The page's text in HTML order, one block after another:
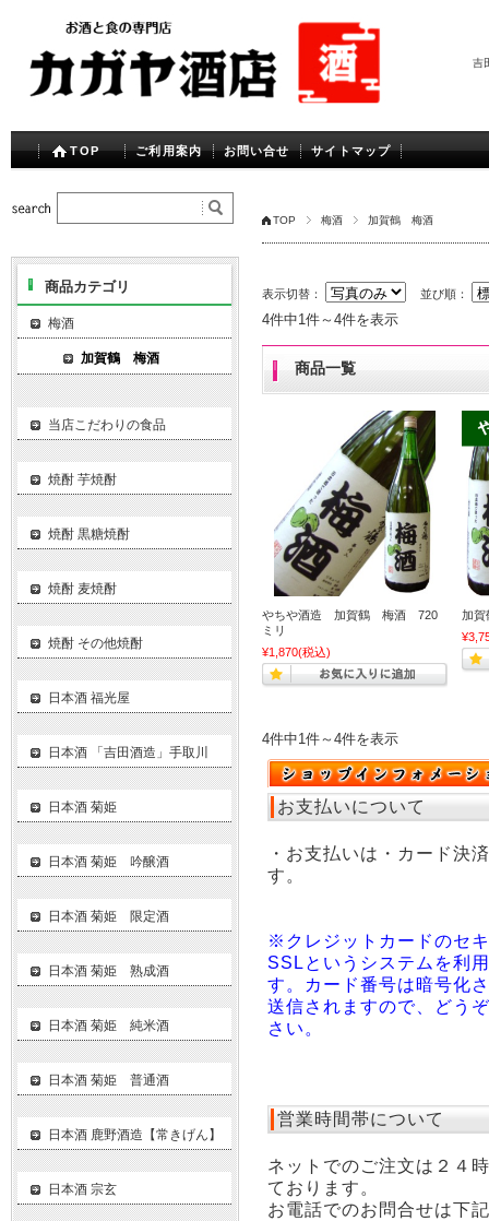
吉
TOP ご利用案内 お問い合せ サイトマップ
TOP 梅酒 加賀鶴 梅酒
表示切替： 並び順：
4件中1件～4件を表示
商品一覧
やちや酒造 加賀鶴 梅酒 720
ミリ
¥1,870(税込)
加
4件中1件～4件を表示
お支払いについて
・お支払いは・カード決
す。
※クレジットカードのセ
SSLというシステムを利
す。カード番号は暗号化
送信されますので、どう
さい。
営業時間帯について
ネットでのご注文は２４
ております。
お電話でのお問合せは下
商品カテゴリ
梅酒
加賀鶴 梅酒
当店こだわりの食品
焼酎 芋焼酎
焼酎 黒糖焼酎
焼酎 麦焼酎
焼酎 その他焼酎
日本酒 福光屋
日本酒 「吉田酒造」手取川
日本酒 菊姫
日本酒 菊姫 吟醸酒
日本酒 菊姫 限定酒
日本酒 菊姫 熟成酒
日本酒 菊姫 純米酒
日本酒 菊姫 普通酒
日本酒 鹿野酒造【常きげん】
日本酒 宗玄